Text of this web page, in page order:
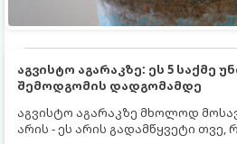
აგვისტო აგარაკზე: ეს 5 საქმე
შემოდგომის დადგომამდე
აგვისტო აგარაკზე მხოლოდ
არის - ეს არის გადამწყვეტი